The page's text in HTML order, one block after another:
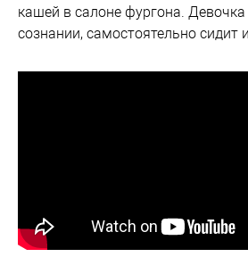
кашей в салоне фургона. Девочка
сознании, самостоятельно сидит